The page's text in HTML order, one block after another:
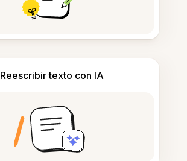
Reescribir texto con IA